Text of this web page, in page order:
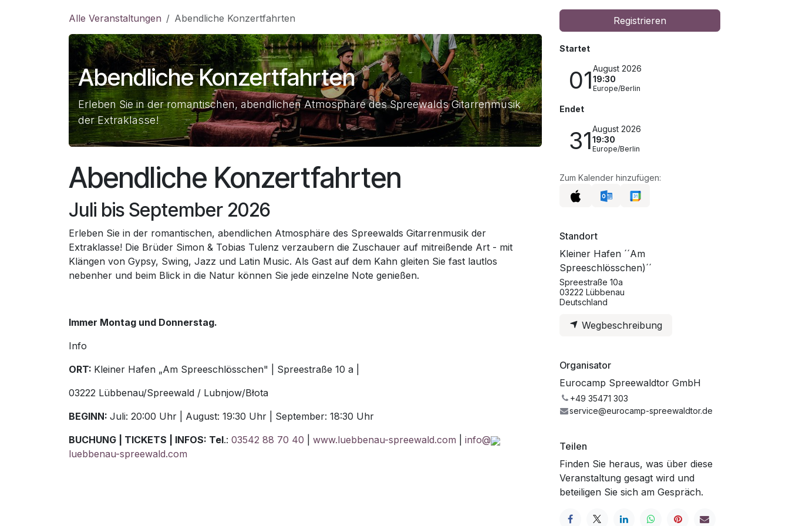
Alle Veranstaltungen
Abendliche Konzertfahrten
Abendliche Konzertfahrten
Erleben Sie in der romantischen, abendlichen Atmosphäre des Spreewalds Gitarrenmusik
der Extraklasse!
Abendliche Konzertfahrten
Juli bis September 2026
Erleben Sie in der romantischen, abendlichen Atmosphäre des Spreewalds Gitarrenmusik der
Extraklasse! Die Brüder Simon & Tobias Tulenz verzaubern die Zuschauer auf mitreißende Art - mit
Klängen von Gypsy, Swing, Jazz und Latin Music. Als Gast auf dem Kahn gleiten Sie fast lautlos
nebenher und beim Blick in die Natur können Sie jede einzelne Note genießen.
Immer Montag und Donnerstag.
Info
ORT: Kleiner Hafen „Am Spreeschlösschen" | Spreestraße 10 a |
03222 Lübbenau/Spreewald / Lubnjow/Błota
BEGINN: Juli: 20:00 Uhr | August: 19:30 Uhr | September: 18:30 Uhr
BUCHUNG | TICKETS | INFOS: Tel.: 03542 88 70 40 www.luebbenau-spreewald.com
info@
luebbenau-spreewald.com
Registrieren
Startet
01August 2026
19:30
Europe/Berlin
Endet
31August 2026
19:30
Europe/Berlin
Zum Kalender hinzufügen:
Standort
Kleiner Hafen ´´Am
Spreeschlösschen)´´
Spreestraße 10a
03222 Lübbenau
Deutschland
Wegbeschreibung
Organisator
Eurocamp Spreewaldtor GmbH
+49 35471 303
service@eurocamp-spreewaldtor.de
Teilen
Finden Sie heraus, was über diese
Veranstaltung gesagt wird und
beteiligen Sie sich am Gespräch.